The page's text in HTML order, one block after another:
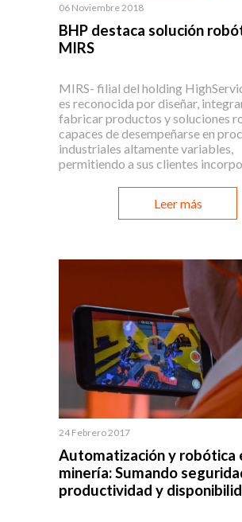
06 Noviembre 2018
BHP destaca solución
MIRS
MIRS- filial del holding
es reconocida por diseñar,
fabricar productos y soluciones
capaces de desempeñarse en
industriales altamente variables,
permitiendo a sus clientes
Leer más
24 Febrero 2017
Automatización y robótica
minería: Sumando
productividad y